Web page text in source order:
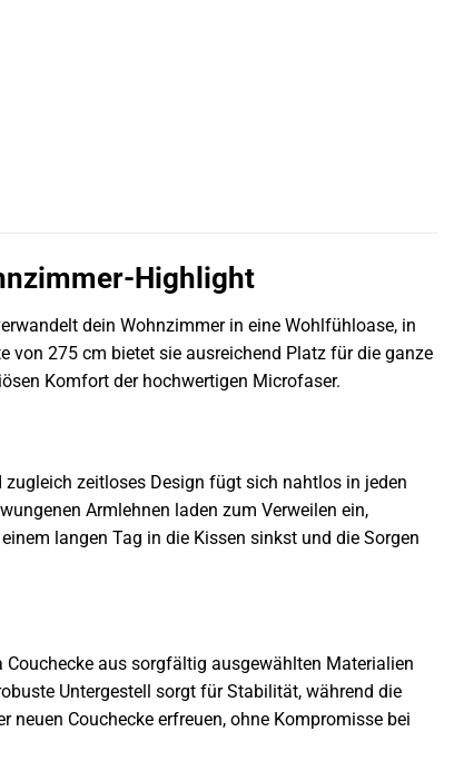
Highlight
dein Wohnzimmer in eine Wohlfühloase, in
von 275 cm bietet sie ausreichend Platz für die ganze
Komfort der hochwertigen Microfaser.
zeitloses Design fügt sich nahtlos in jeden
Armlehnen laden zum Verweilen ein,
langen Tag in die Kissen sinkst und die Sorgen
aus sorgfältig ausgewählten Materialien
Untergestell sorgt für Stabilität, während die
Couchecke erfreuen, ohne Kompromisse bei